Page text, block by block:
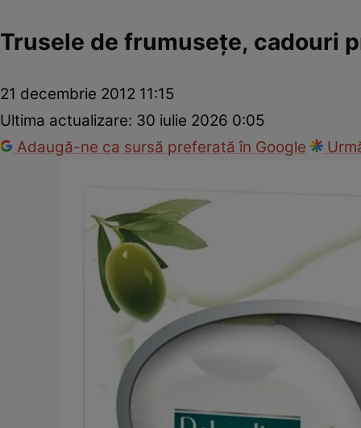
Trusele de frumuseţe, cadouri
21 decembrie 2012 11:15
Ultima actualizare: 30 iulie 2026 0:05
Adaugă-ne ca sursă preferată în Google